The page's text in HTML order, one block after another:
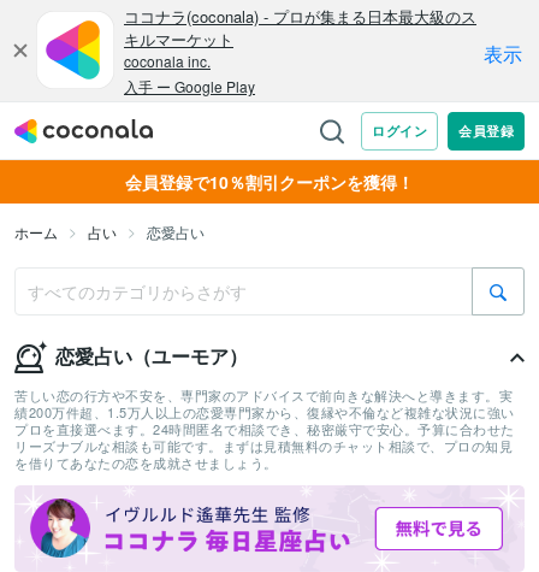
会員登録で10％割引クーポンを獲得！
ホーム 占い 恋愛占い
恋愛占い（ユーモア）
苦しい恋の行方や不安を、専門家のアドバイスで前向きな解決へと導きます。実
績200万件超、1.5万人以上の恋愛専門家から、復縁や不倫など複雑な状況に強い
プロを直接選べます。24時間匿名で相談でき、秘密厳守で安心。予算に合わせた
リーズナブルな相談も可能です。まずは見積無料のチャット相談で、プロの知見
を借りてあなたの恋を成就させましょう。